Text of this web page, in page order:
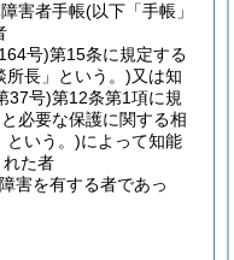
害者手帳(以下「手帳」
号)第15条に規定する
所長」という。)又は知
37号)第12条第1項に規
必要な保護に関する相
という。)によって知能
た者
害を有する者であっ